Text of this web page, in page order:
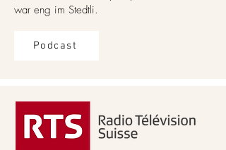
war eng im Stedtli.
Podcast